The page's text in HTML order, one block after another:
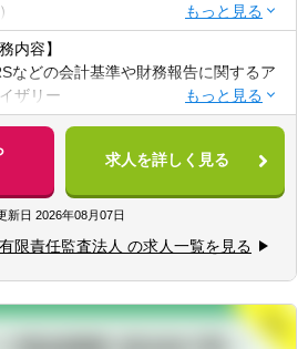
Office（Word、Excel、PowerPoint）の
作スキル
のいずれかに当てはまる方
外の公認会計士資格保有者もしくは全
格
基準に関する知識・経験（5年以上あれ
）
会計実務もしくは決算実務の経験（5年
あれば尚可）
監査業務もしくはアドバイザリー業務
経験・スキル】
や連結システムの実務経験があれば尚
内容】
などの会計基準や財務報告に関するア
ザリー
IPO、米国ファイリング（F-4等）の財
アドバイザリー
における会計・財務報告分野のアドバ
会計やコーポレートトレジャリーなど
するアドバイザリー
のデジタルツールを用いた財務・会計
スの改善に関するアドバイザリー
ジェクト例＞
求人を詳しく見る
新日 2026年08月07日
限責任監査法人 の求人一覧を見る